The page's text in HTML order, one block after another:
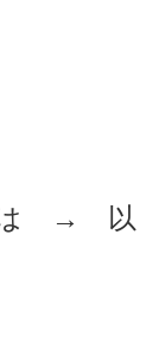
は → 以